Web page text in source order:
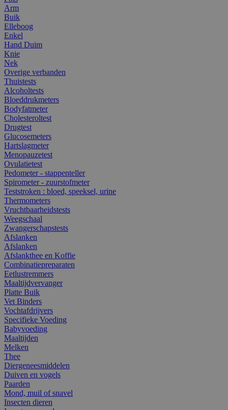
Arm
Buik
Elleboog
Enkel
Hand Duim
Knie
Nek
Overige verbanden
Thuistests
Alcoholtests
Bloeddrukmeters
Bodyfatmeter
Cholesteroltest
Drugtest
Glucosemeters
Hartslagmeter
Menopauzetest
Ovulatietest
Pedometer - stappenteller
Spirometer - zuurstofmeter
Teststroken : bloed, speeksel, urine
Thermometers
Vruchtbaarheidstests
Weegschaal
Zwangerschapstests
Afslanken
Afslanken
Afslankthee en Koffie
Combinatiepreparaten
Eetlustremmers
Maaltijdvervanger
Platte Buik
Vet Binders
Vochtafdrijvers
Specifieke Voeding
Babyvoeding
Maaltijden
Melken
Thee
Diergeneesmiddelen
Duiven en vogels
Paarden
Mond, muil of snavel
Insecten dieren